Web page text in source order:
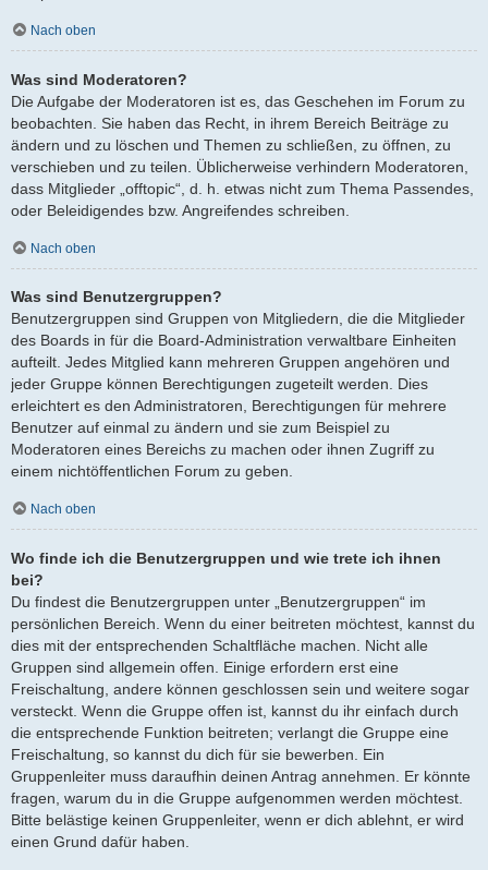
Nach oben
Was sind Moderatoren?
Die Aufgabe der Moderatoren ist es, das Geschehen im Forum zu
beobachten. Sie haben das Recht, in ihrem Bereich Beiträge zu
ändern und zu löschen und Themen zu schließen, zu öffnen, zu
verschieben und zu teilen. Üblicherweise verhindern Moderatoren,
dass Mitglieder „offtopic“, d. h. etwas nicht zum Thema Passendes,
oder Beleidigendes bzw. Angreifendes schreiben.
Nach oben
Was sind Benutzergruppen?
Benutzergruppen sind Gruppen von Mitgliedern, die die Mitglieder
des Boards in für die Board-Administration verwaltbare Einheiten
aufteilt. Jedes Mitglied kann mehreren Gruppen angehören und
jeder Gruppe können Berechtigungen zugeteilt werden. Dies
erleichtert es den Administratoren, Berechtigungen für mehrere
Benutzer auf einmal zu ändern und sie zum Beispiel zu
Moderatoren eines Bereichs zu machen oder ihnen Zugriff zu
einem nichtöffentlichen Forum zu geben.
Nach oben
Wo finde ich die Benutzergruppen und wie trete ich ihnen
bei?
Du findest die Benutzergruppen unter „Benutzergruppen“ im
persönlichen Bereich. Wenn du einer beitreten möchtest, kannst du
dies mit der entsprechenden Schaltfläche machen. Nicht alle
Gruppen sind allgemein offen. Einige erfordern erst eine
Freischaltung, andere können geschlossen sein und weitere sogar
versteckt. Wenn die Gruppe offen ist, kannst du ihr einfach durch
die entsprechende Funktion beitreten; verlangt die Gruppe eine
Freischaltung, so kannst du dich für sie bewerben. Ein
Gruppenleiter muss daraufhin deinen Antrag annehmen. Er könnte
fragen, warum du in die Gruppe aufgenommen werden möchtest.
Bitte belästige keinen Gruppenleiter, wenn er dich ablehnt, er wird
einen Grund dafür haben.